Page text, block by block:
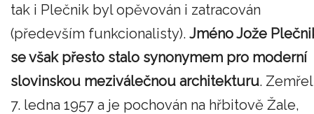
tak i Plečnik byl opěvován i zatracován
(především funkcionalisty). Jméno Jože
se však přesto stalo synonymem pro moderní
slovinskou meziválečnou architekturu. Zemřel
7. ledna 1957 a je pochován na hřbitově Žale,